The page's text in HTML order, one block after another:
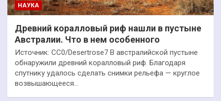
НАУКА
Древний коралловый риф нашли в пустыне
Австралии. Что в нем особенного
Источник: CC0/Desertrose7 В австралийской пустыне
обнаружили древний коралловый риф. Благодаря
спутнику удалось сделать снимки рельефа — круглое
возвышающееся…